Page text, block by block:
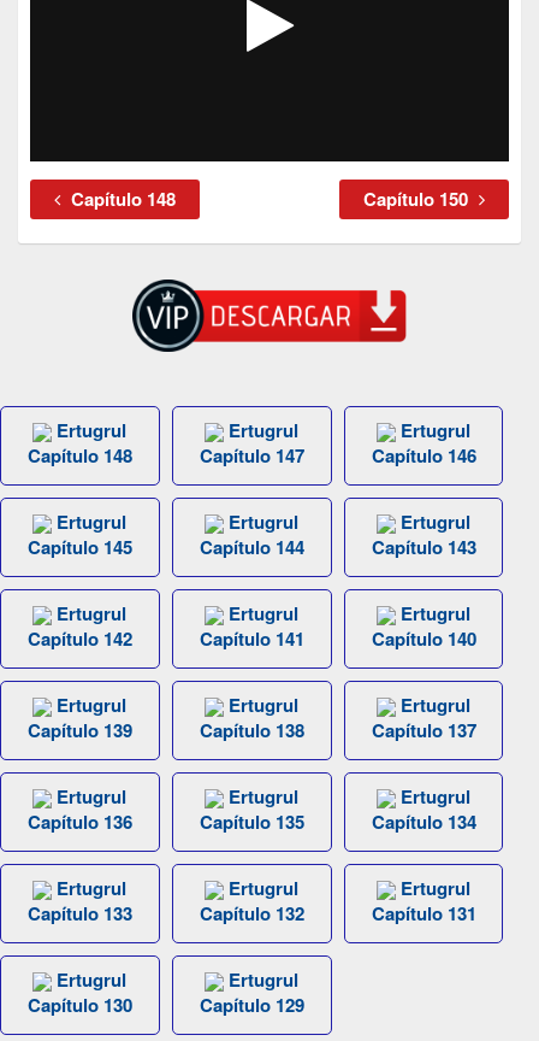
Capítulo 148 Capítulo 150
Ertugrul
Capítulo 148
Ertugrul
Capítulo 147
Ertugrul
Capítulo 146
Ertugrul
Capítulo 145
Ertugrul
Capítulo 144
Ertugrul
Capítulo 143
Ertugrul
Capítulo 142
Ertugrul
Capítulo 141
Ertugrul
Capítulo 140
Ertugrul
Capítulo 139
Ertugrul
Capítulo 138
Ertugrul
Capítulo 137
Ertugrul
Capítulo 136
Ertugrul
Capítulo 135
Ertugrul
Capítulo 134
Ertugrul
Capítulo 133
Ertugrul
Capítulo 132
Ertugrul
Capítulo 131
Ertugrul
Capítulo 130
Ertugrul
Capítulo 129